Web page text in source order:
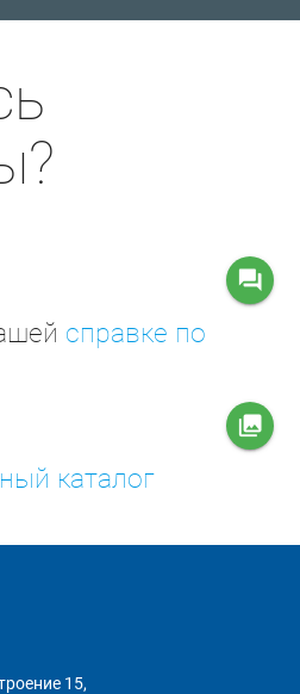
question_answer
справке по
collections
каталог
15,